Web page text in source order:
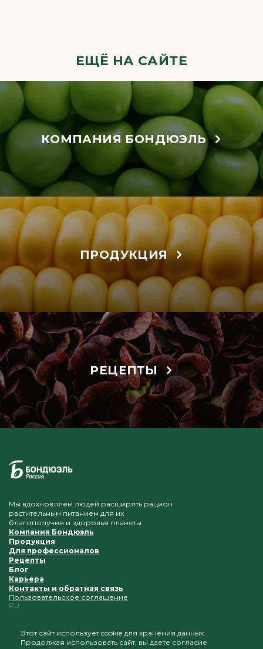
ЕЩЁ НА САЙТЕ
КОМПАНИЯ БОНДЮЭЛЬ
ПРОДУКЦИЯ
РЕЦЕПТЫ
Мы вдохновляем людей расширять рацион
растительным питанием для их
благополучия и здоровья планеты
Компания Бондюэль
Продукция
Для профессионалов
Рецепты
Блог
Карьера
Контакты и обратная связь
Пользовательское соглашение
RU
Этот сайт использует cookie для хранения данных.
Продолжая использовать сайт, вы даете согласие